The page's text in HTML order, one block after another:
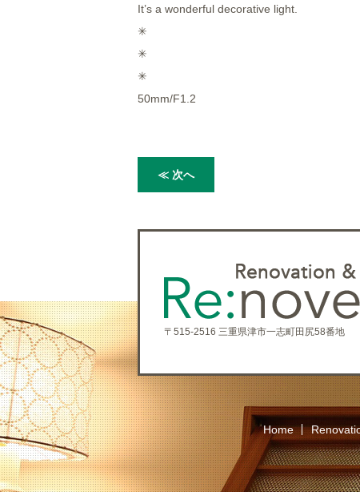
It’s a wonderful decorative light.
✳︎
✳︎
✳︎
50mm/F1.2
≪ 次へ
〒515-2516 三重県津市一志町田尻58番地
Home